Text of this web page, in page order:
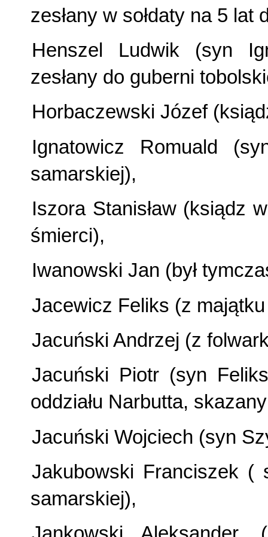
zesłany w sołdaty na 5 lat
Henszel Ludwik (syn
zesłany do guberni
Horbaczewski Józef
Ignatowicz Romuald
samarskiej),
Iszora Stanisław (ksiądz
śmierci),
Iwanowski Jan (był
Jacewicz Feliks (z majątku
Jacuński Andrzej (z
Jacuński Piotr (syn
oddziału Narbutta,
Jacuński Wojciech (syn
Jakubowski Franciszek (
samarskiej),